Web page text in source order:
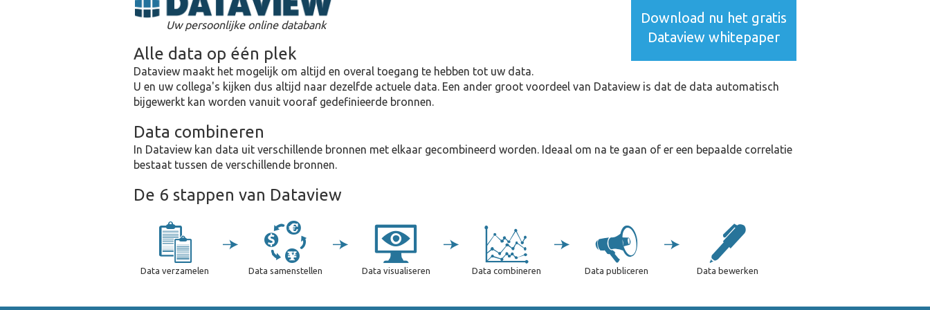
Download nu het gratis
Dataview whitepaper
Uw persoonlijke online databank
Alle data op één plek
Dataview maakt het mogelijk om altijd en overal toegang te hebben tot uw data.
U en uw collega's kijken dus altijd naar dezelfde actuele data. Een ander groot voordeel van Dataview is dat de data automatisch
bijgewerkt kan worden vanuit vooraf gedefinieerde bronnen.
Data combineren
In Dataview kan data uit verschillende bronnen met elkaar gecombineerd worden. Ideaal om na te gaan of er een bepaalde correlatie
bestaat tussen de verschillende bronnen.
De 6 stappen van Dataview
Data verzamelen Data samenstellen Data visualiseren Data combineren Data publiceren Data bewerken